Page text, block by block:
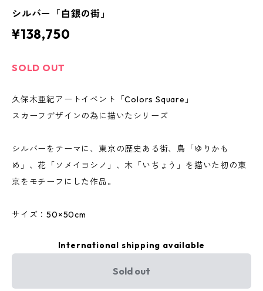
シルバー「白銀の街」
¥138,750
SOLD OUT
久保木亜紀アートイベント「Colors Square」
スカーフデザインの為に描いたシリーズ
シルバーをテーマに、東京の歴史ある街、鳥「ゆりかも
め」、花「ソメイヨシノ」、木「いちょう」を描いた初の東
京をモチーフにした作品。
サイズ：50×50cm
International shipping available
Sold out